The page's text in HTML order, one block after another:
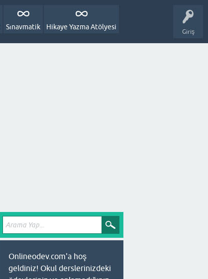
Giriş
Sınavmatik Hikaye Yazma Atölyesi
Onlineodev.com'a hoş
geldiniz! Okul derslerinizdeki